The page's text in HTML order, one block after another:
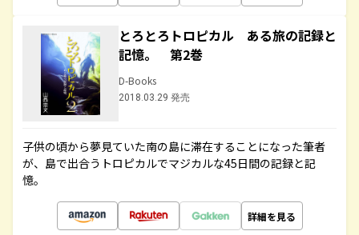
とろとろトロピカル ある旅の記録と
記憶。 第2巻
D-Books
2018.03.29 発売
子供の頃から夢見ていた南の島に滞在することになった筆者
が、島で出合うトロピカルでマジカルな45日間の記録と記
憶。
詳細を見る